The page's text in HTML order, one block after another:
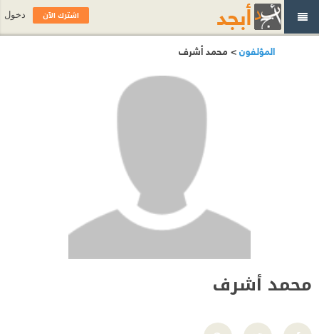
المؤلفون> محمد أشرف
محمد أشرف
اشترك الآن دخول